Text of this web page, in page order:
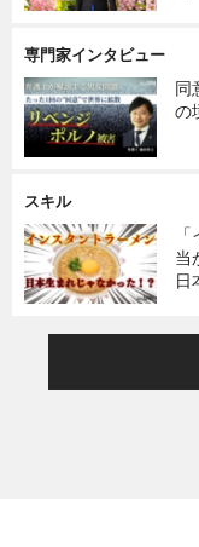
専門家インタビュー
同
の
スキル
当
日